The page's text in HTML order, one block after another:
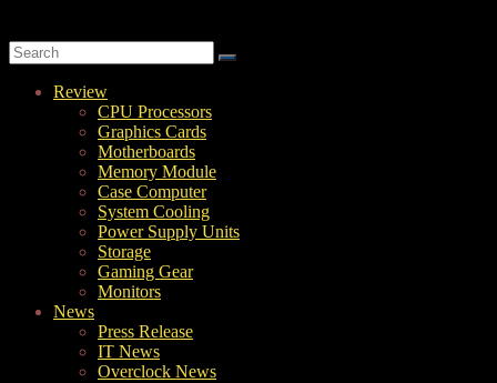
Review
CPU Processors
Graphics Cards
Motherboards
Memory Module
Case Computer
System Cooling
Power Supply Units
Storage
Gaming Gear
Monitors
News
Press Release
IT News
Overclock News